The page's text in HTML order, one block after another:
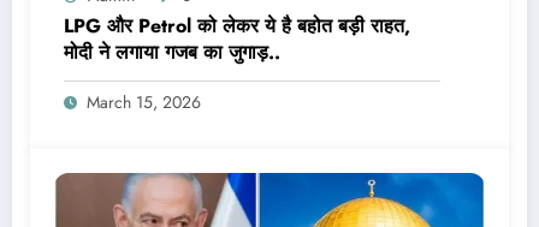
LPG और Petrol को लेकर ये है बहोत बड़ी राहत,
मोदी ने लगाया गजब का जुगाड़..
March 15, 2026